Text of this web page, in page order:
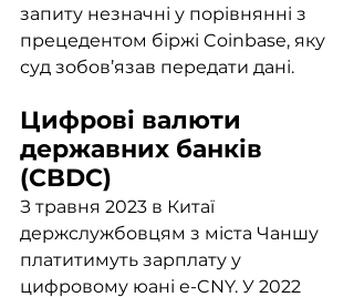
запиту незначні у порівнянні з
прецедентом біржі Coinbase, яку
суд зобов’язав передати дані.
Цифрові валюти
державних банків
(CBDC)
З травня 2023 в Китаї
держслужбовцям з міста Чаншу
платитимуть зарплату у
цифровому юані e-CNY. У 2022